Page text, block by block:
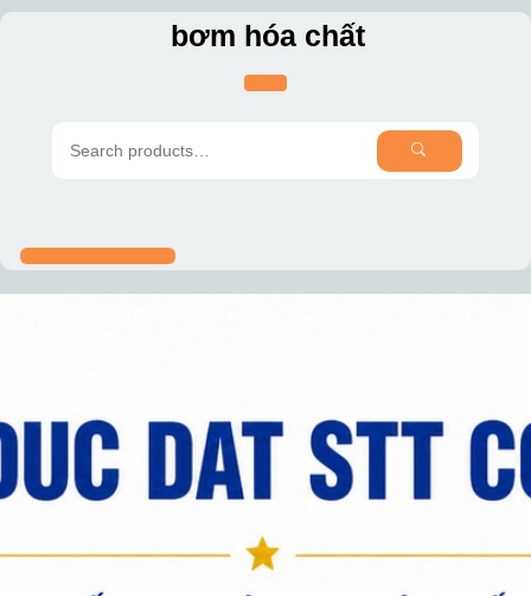
Skip
bơm hóa chất
SEARCH